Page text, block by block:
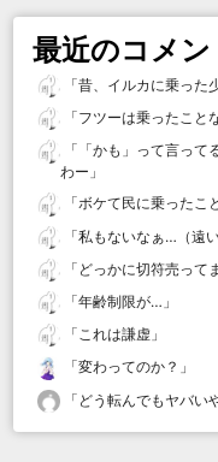
最近のコメン
「昔、イルカに乗った
「フツーは乗ったこと
「 「かも」って言っ
わー 」
「ボケて民に乗ったこ
「私もないなぁ…（遠い
「 どっかに切符売って
「年齢制限が… 」
「これは謙虚 」
「変わってのか？ 」
「 どう転んでもヤバい